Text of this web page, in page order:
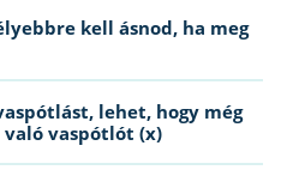
kell ásnod, ha meg
lehet, hogy még
vaspótlót (x)